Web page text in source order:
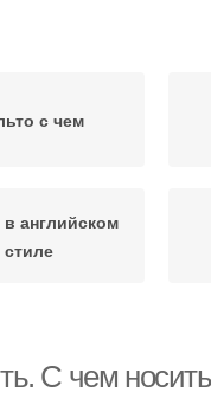
с чем
английском
стиле
С чем